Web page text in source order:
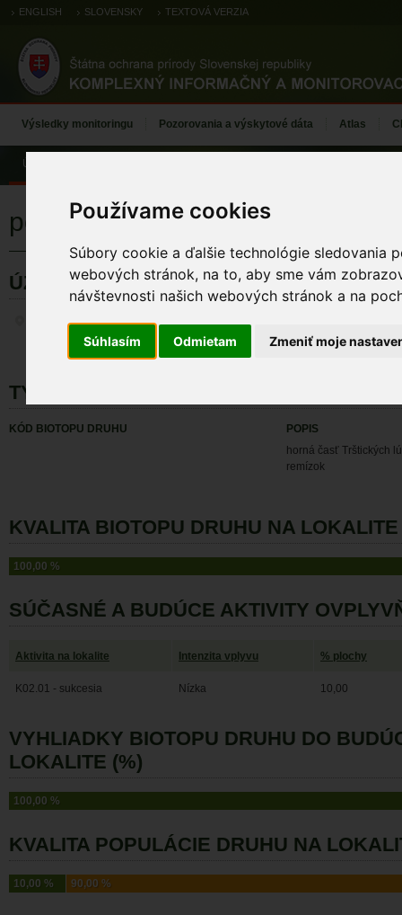
Používame cookies
Súbory cookie a ďalšie technológie sledovania
webových stránok, na to, aby sme vám
návštevnosti našich webových stránok a na
Súhlasím Odmietam Zmeniť moje
ENGLISH SLOVENSKY TEXTOVÁ VERZIA
Výsledky monitoringu Pozorovania a výskytové dáta Atlas
Úvod
popolavec dlholistý moravský
ÚZEMIA NA MAPE
Záznamy monitoringu
TYP BIOTOPU DRUHU
KÓD BIOTOPU DRUHU
POPIS
horná časť Trštických
remízok
KVALITA BIOTOPU DRUHU NA
100,00 %
SÚČASNÉ A BUDÚCE AKTIVITY
Aktivita na lokalite Intenzita vplyvu % plochy
K02.01 - sukcesia Nízka 10,00
VYHLIADKY BIOTOPU DRUHU DO
LOKALITE (%)
100,00 %
KVALITA POPULÁCIE DRUHU NA
10,00 % 90,00 %